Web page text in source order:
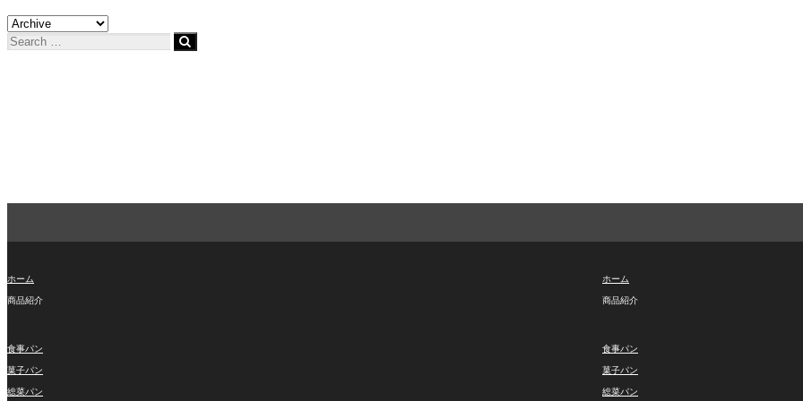
ホーム
商品紹介
食事パン
菓子パン
総菜パン
ホーム
商品紹介
食事パン
菓子パン
総菜パン